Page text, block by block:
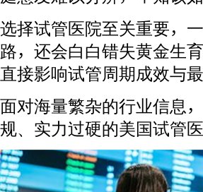
选择试管医院至关重要，
路，还会白白错失黄金生
直接影响试管周期成效与
面对海量繁杂的行业信息
规、实力过硬的美国试管